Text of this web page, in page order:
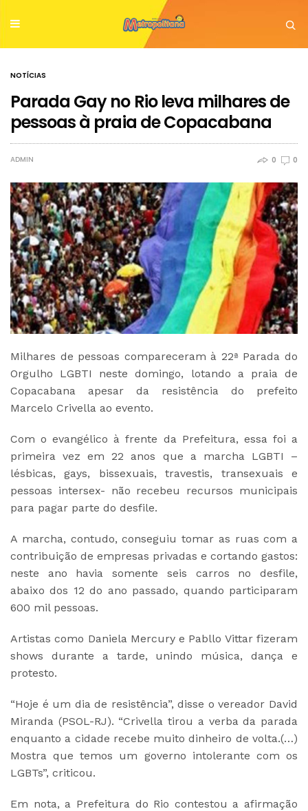
NOTÍCIAS
Parada Gay no Rio leva milhares de
pessoas à praia de Copacabana
ADMIN 0 0
Milhares de pessoas compareceram à 22ª Parada do
Orgulho LGBTI neste domingo, lotando a praia de
Copacabana apesar da resistência do prefeito
Marcelo Crivella ao evento.
Com o evangélico à frente da Prefeitura, essa foi a
primeira vez em 22 anos que a marcha LGBTI –
lésbicas, gays, bissexuais, travestis, transexuais e
pessoas intersex- não recebeu recursos municipais
para pagar parte do desfile.
A marcha, contudo, conseguiu tomar as ruas com a
contribuição de empresas privadas e cortando gastos:
neste ano havia somente seis carros no desfile,
abaixo dos 12 do ano passado, quando participaram
600 mil pessoas.
Artistas como Daniela Mercury e Pabllo Vittar fizeram
shows durante a tarde, unindo música, dança e
protesto.
“Hoje é um dia de resistência”, disse o vereador David
Miranda (PSOL-RJ). “Crivella tirou a verba da parada
enquanto a cidade recebe muito dinheiro de volta.(…)
Mostra que temos um governo intolerante com os
LGBTs”, criticou.
Em nota, a Prefeitura do Rio contestou a afirmação